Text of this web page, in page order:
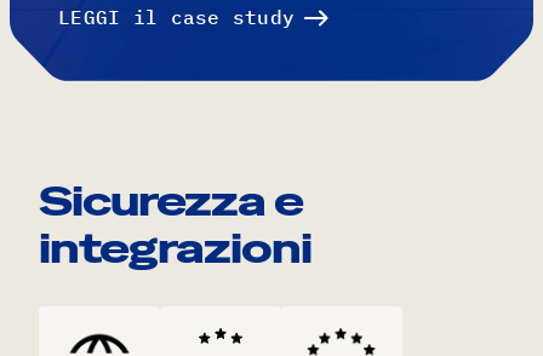
LEGGI il case study
Sicurezza e
integrazioni